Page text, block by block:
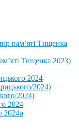
пам’яті Тищенка
Тищенка 2023)
2024
2024)
2024)
2024⁩
2024р